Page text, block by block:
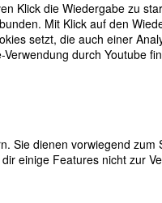
Klick die Wiedergabe zu
Mit Klick auf den
setzt, die auch einer
durch Youtube
Sie dienen vorwiegend
einige Features nicht zur